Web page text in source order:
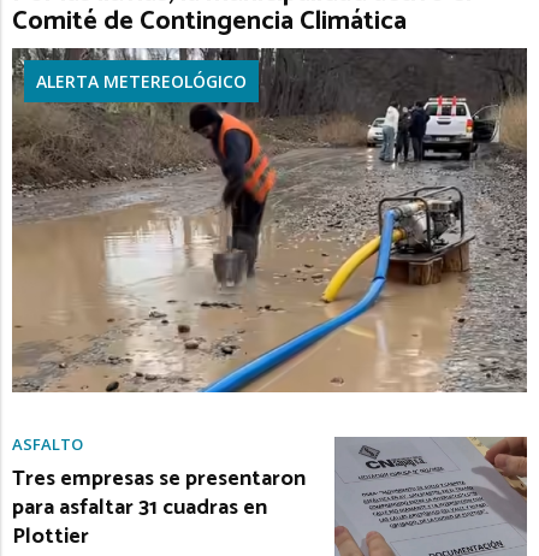
Comité de Contingencia Climática
ALERTA METEREOLÓGICO
ASFALTO
Tres empresas se presentaron
para asfaltar 31 cuadras en
Plottier